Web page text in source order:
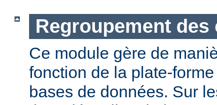
Regroupement
Ce module gère de
fonction de la plate-
bases de données. Sur